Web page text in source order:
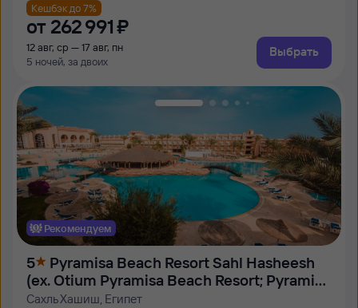
Кешбэк до 7%
от 262 ⁠991 ⁠₽
12 авг, ср — 17 авг, пн
5 ночей, за двоих
Выбрать
Рекомендуем
5
Pyramisa Beach Resort Sahl Hasheesh
(ex. Otium Pyramisa Beach Resort; Pyramisa
Sahl Hasheesh)
Сахль Хашиш, Египет